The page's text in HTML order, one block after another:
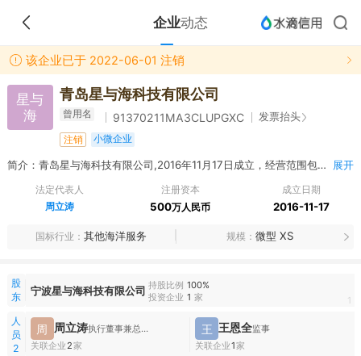
企业动态
该企业已于 2022-06-01 注销
星与
海
青岛星与海科技有限公司
曾用名 91370211MA3CLUPGXC 发票抬头
注销 小微企业
简介：青岛星与海科技有限公司,2016年11月17日成立，经营范围包括一般项目：技术服务、技术开发、技术咨询、技术交流、技术转让、技术推广；智能机器人的研发；船舶改装；船舶修理；智能机器人销售；海洋工程装备制造；海洋工程装备销售；机械电气设备销售；导航、测绘、气象及海洋专用仪器制造；通用设备制造（不含特种设备制造）；海洋能系统与设备制造；船用配套设备制造；海洋工程关键配套系统开发。（除依法须经批准的项目外，凭营业执照依法自主开展经营活动）许可项目：船舶拆除；船舶检验服务。（依法须经批准的项目，经相关部门批准后方可开展经营活动，具体经营项目以相关部门批准文件或许可证件为准） 展开
法定代表人
周立涛
注册资本
500万人民币
成立日期
2016-11-17
国标行业 其他海洋服务 规模 微型 XS
股
东
宁波星与海科技有限公司 持股比例 100%
投资企业 1 家 1
人
员
2
周 周立涛
执行董事兼总经理
关联企业2家
王 王恩全监事
关联企业1家